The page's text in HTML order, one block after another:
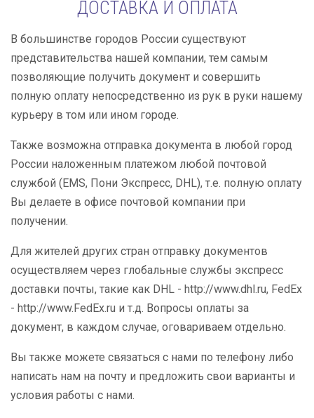
ДОСТАВКА И ОПЛАТА
В большинстве городов России существуют
представительства нашей компании, тем самым
позволяющие получить документ и совершить
полную оплату непосредственно из рук в руки нашему
курьеру в том или ином городе.
Также возможна отправка документа в любой город
России наложенным платежом любой почтовой
службой (EMS, Пони Экспресс, DHL), т.е. полную оплату
Вы делаете в офисе почтовой компании при
получении.
Для жителей других стран отправку документов
осуществляем через глобальные службы экспресс
доставки почты, такие как DHL - http://www.dhl.ru, FedEx
- http://www.FedEx.ru и т.д. Вопросы оплаты за
документ, в каждом случае, оговариваем отдельно.
Вы также можете связаться с нами по телефону либо
написать нам на почту и предложить свои варианты и
условия работы с нами.